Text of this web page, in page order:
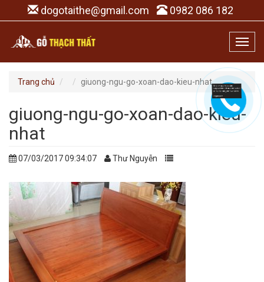
dogotaithe@gmail.com 0982 086 182
Trang chủ giuong-ngu-go-xoan-dao-kieu-nhat
giuong-ngu-go-xoan-dao-kieu-
nhat
07/03/2017 09:34:07 Thư Nguyễn